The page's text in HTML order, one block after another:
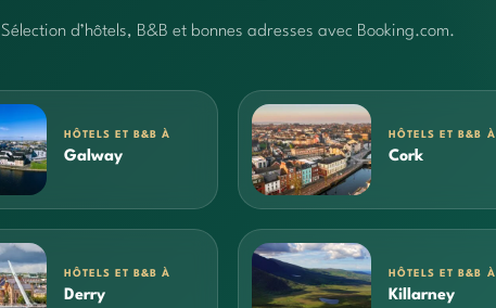
Sélection d’hôtels, B&B et bonnes adresses avec Booking.com.
HÔTELS ET B&B À
Galway
HÔTELS ET B&B À
Cork
HÔTELS ET B&B À
Derry
HÔTELS ET B&B À
Killarney